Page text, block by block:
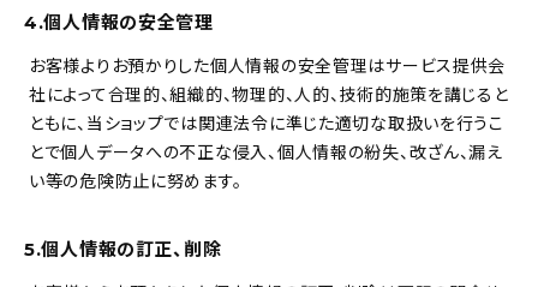
会社概要
プライバシーポリシー
お問い合わせ
4.個人情報の安全管理
お客様よりお預かりした個人情報の安全管理はサービス提供会
社によって合理的、組織的、物理的、人的、技術的施策を講じると
ともに、当ショップでは関連法令に準じた適切な取扱いを行うこ
とで個人データへの不正な侵入、個人情報の紛失、改ざん、漏え
い等の危険防止に努めます。
5.個人情報の訂正、削除